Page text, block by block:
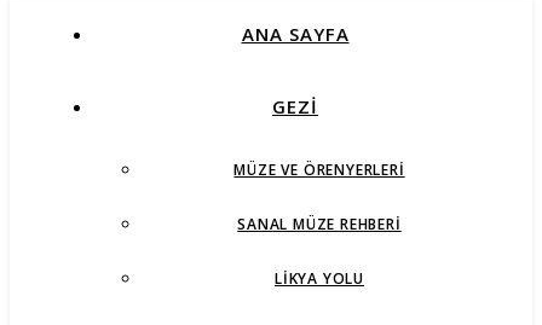
ANA SAYFA
GEZİ
MÜZE VE ÖRENYERLERI
SANAL MÜZE REHBERI
LIKYA YOLU